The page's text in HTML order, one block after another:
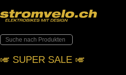
🎺︎ SUPER SALE 🎺︎